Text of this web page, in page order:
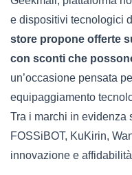
e dispositivi tecnologici
store propone offerte
con sconti che
un’occasione pensata
equipaggiamento
Tra i marchi in evidenza
FOSSiBOT, KuKirin,
innovazione e